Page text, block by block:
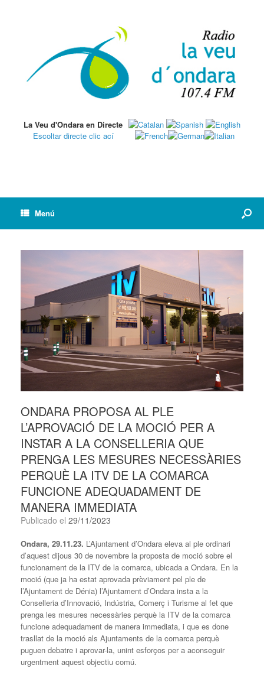
La Veu d'Ondara en Directe
Escoltar directe clic ací
Menú
ONDARA PROPOSA AL PLE
L’APROVACIÓ DE LA MOCIÓ PER A
INSTAR A LA CONSELLERIA QUE
PRENGA LES MESURES NECESSÀRIES
PERQUÈ LA ITV DE LA COMARCA
FUNCIONE ADEQUADAMENT DE
MANERA IMMEDIATA
Publicado el 29/11/2023
Ondara, 29.11.23. L’Ajuntament d’Ondara eleva al ple ordinari
d’aquest dijous 30 de novembre la proposta de moció sobre el
funcionament de la ITV de la comarca, ubicada a Ondara. En la
moció (que ja ha estat aprovada prèviament pel ple de
l’Ajuntament de Dénia) l’Ajuntament d’Ondara insta a la
Conselleria d’Innovació, Indústria, Comerç i Turisme al fet que
prenga les mesures necessàries perquè la ITV de la comarca
funcione adequadament de manera immediata, i que es done
trasllat de la moció als Ajuntaments de la comarca perquè
puguen debatre i aprovar-la, unint esforços per a aconseguir
urgentment aquest objectiu comú.